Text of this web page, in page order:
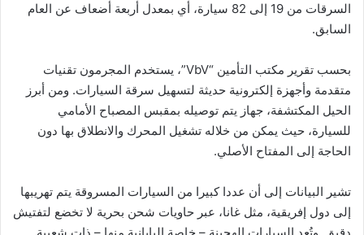
السرقات من 19 إلى 82 سيارة، أي بمعدل أربعة أضعاف عن العام
السابق.
بحسب تقرير مكتب التأمين “VbV”، يستخدم المجرمون تقنيات
متقدمة وأجهزة إلكترونية حديثة لتسهيل سرقة السيارات. ومن أبرز
الحيل المكتشفة، جهاز يتم توصيله بمقبس المصباح الأمامي
للسيارة، حيث يمكن من خلاله تشغيل المحرك والانطلاق بها دون
الحاجة إلى المفتاح الأصلي.
تشير البيانات إلى أن عددا كبيرا من السيارات المسروقة يتم تهريبها
إلى دول إفريقية، مثل غانا، عبر حاويات شحن بحرية لا تخضع لتفتيش